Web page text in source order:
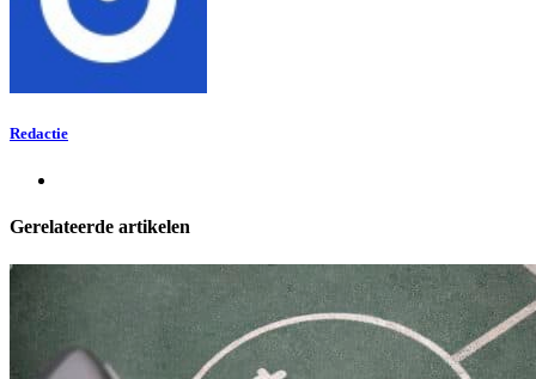
Redactie
Gerelateerde artikelen